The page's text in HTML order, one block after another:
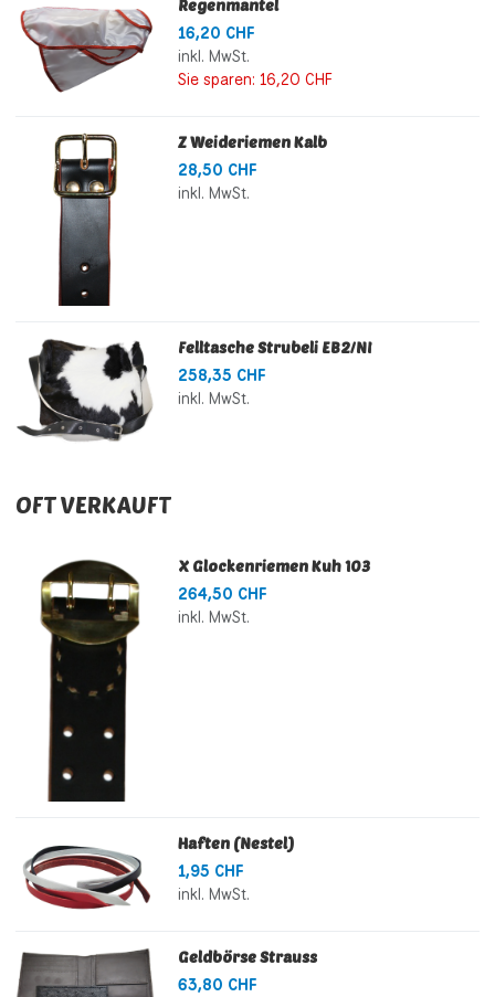
Regenmantel
16,20 CHF
inkl. MwSt.
Sie sparen: 16,20 CHF
Z Weideriemen Kalb
28,50 CHF
inkl. MwSt.
Felltasche Strubeli EB2/NI
258,35 CHF
inkl. MwSt.
OFT VERKAUFT
X Glockenriemen Kuh 103
264,50 CHF
inkl. MwSt.
Haften (Nestel)
1,95 CHF
inkl. MwSt.
Geldbörse Strauss
63,80 CHF